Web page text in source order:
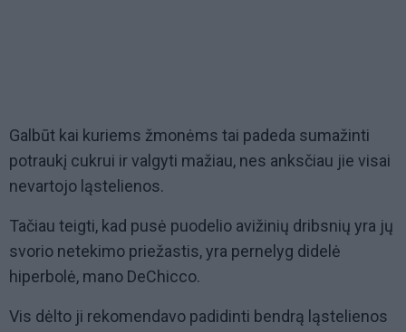
Galbūt kai kuriems žmonėms tai padeda sumažinti
potraukį cukrui ir valgyti mažiau, nes anksčiau jie visai
nevartojo ląstelienos.
Tačiau teigti, kad pusė puodelio avižinių dribsnių yra jų
svorio netekimo priežastis, yra pernelyg didelė
hiperbolė, mano DeChicco.
Vis dėlto ji rekomendavo padidinti bendrą ląstelienos